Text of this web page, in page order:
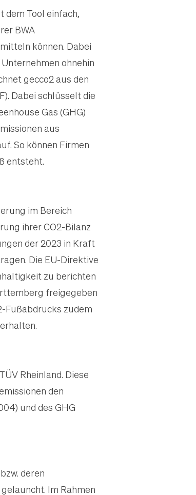
dem Tool einfach,
BWA
können. Dabei
ohnehin
gecco2 aus den
Dabei schlüsselt die
Gas (GHG)
aus
So können Firmen
entsteht.
im Bereich
ihrer CO2-Bilanz
der 2023 in Kraft
Die EU-Direktive
zu berichten
freigegeben
Fußabdrucks zudem
Rheinland. Diese
den
und des GHG
deren
Im Rahmen